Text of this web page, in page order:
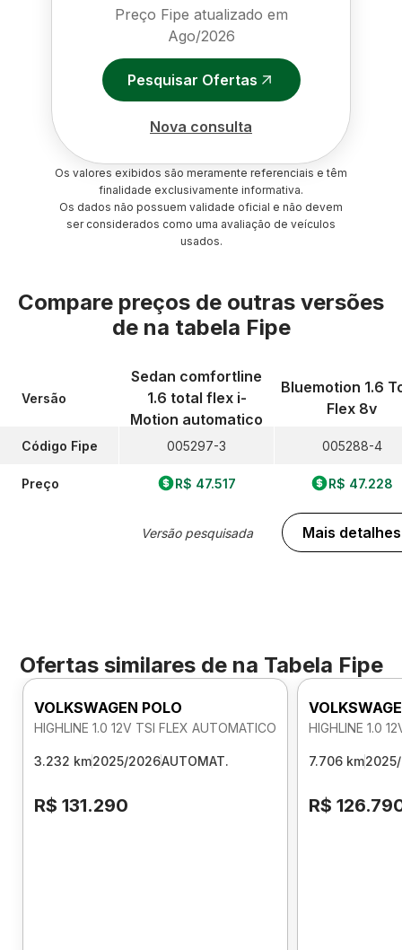
Preço Fipe atualizado em
Ago/2026
Pesquisar Ofertas
Nova consulta
Os valores exibidos são meramente referenciais e têm
finalidade exclusivamente informativa.
Os dados não possuem validade oficial e não devem
ser considerados como uma avaliação de veículos
usados.
Compare preços de outras versões
de na tabela Fipe
Versão
Código Fipe
Preço
Sedan comfortline
1.6 total flex i-
Motion automatico
005297-3
R$ 47.517
Versão pesquisada
Bluemotion 1.6
Flex 8v
005288-4
R$ 47.228
Mais detalhes
Ofertas similares de na Tabela Fipe
VOLKSWAGEN POLO
HIGHLINE 1.0 12V TSI FLEX AUTOMATICO
3.232 km2025/2026AUTOMAT.
R$ 131.290
HIGHLINE 1.0
7.706 km
R$